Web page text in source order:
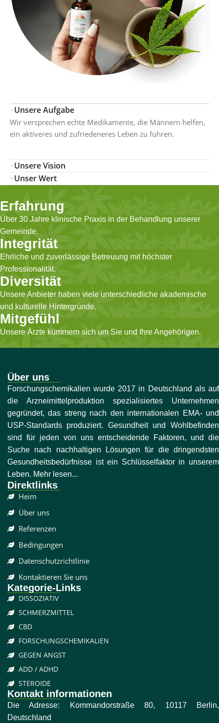
Unsere Aufgabe
Wir versprechen echte Medikamente, die Männern helfen,
ein aktiveres und zufriedeneres Leben zu führen.
Unsere Vision
Unser Wert
Erfahrung
Über 30 Jahre klinische Praxis in der Behandlung unserer
Gemeinde.
Integrität
Ehrliche und zuverlässige Betreuung mit höchster
Professionalität.
Diversität
Unsere Anbieter haben viele unterschiedliche akademische
und kulturelle Hintergründe.
Mitgefühl
Unsere Ärzte kümmern sich um Sie und Ihre Angehörigen.
Über uns
Forschungschemikalien wurde 2017 in Deutschland als auf
die Arzneimittelproduktion spezialisiertes Unternehmen
gegründet, das streng nach den internationalen EMA- und
USP-Standards produziert. Gesundheit und Wohlbefinden
sind für jeden von uns entscheidende Faktoren, und die
Suche nach nachhaltigen Lösungen für die dringendsten
Gesundheitsbedürfnisse ist ein Schlüsselfaktor in unserem
Leben. Mehr lesen...
Direktlinks
Heim
Über uns
Referenzen
Bedingungen
Datenschutzrichtlinie
Kontaktieren Sie uns
Kategorie-Links
DISSOZIATIV
SCHMERZMITTEL
CBD
FORSCHUNGSCHEMIKALIEN
GEGEN ANGST
ADD / ADHD
STEROIDE
Kontakt informationen
Die Adresse: Kommandorstraße 80, 10117 Berlin,
Deutschland